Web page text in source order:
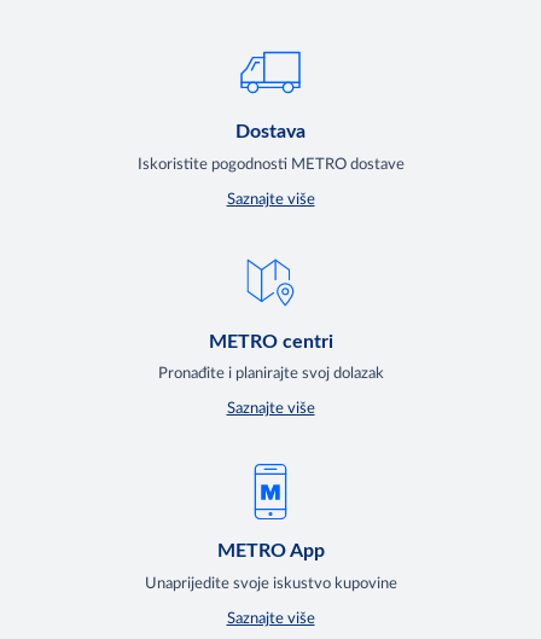
Dostava
Iskoristite pogodnosti METRO dostave
Saznajte više
METRO centri
Pronađite i planirajte svoj dolazak
Saznajte više
METRO App
Unaprijedite svoje iskustvo kupovine
Saznajte više